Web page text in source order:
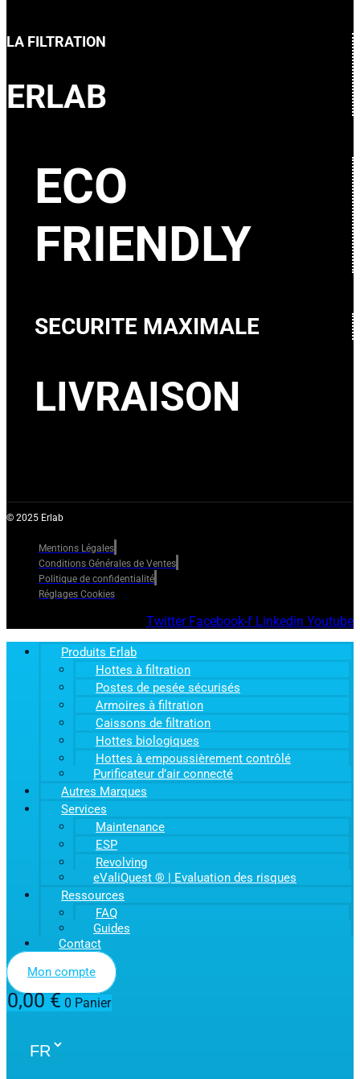
LA FILTRATION
ERLAB
ECO
FRIENDLY
SECURITE MAXIMALE
LIVRAISON
© 2025 Erlab
Mentions Légales
Conditions Générales de Ventes
Politique de confidentialité
Réglages Cookies
Twitter Facebook-f Linkedin Youtube
Produits Erlab
Hottes à filtration
Postes de pesée sécurisés
Armoires à filtration
Caissons de filtration
Hottes biologiques
Hottes à empoussièrement contrôlé
Purificateur d’air connecté
Autres Marques
Services
Maintenance
ESP
Revolving
eValiQuest ® | Evaluation des risques
Ressources
FAQ
Guides
Contact
Mon compte
0,00€ 0 Panier